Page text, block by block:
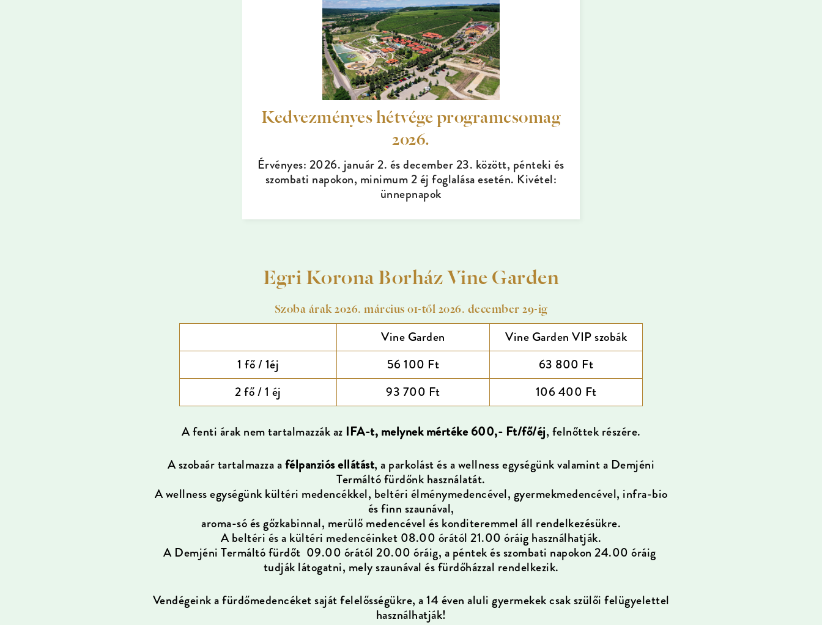
Kedvezményes hétvége programcsomag
2026.
Érvényes: 2026. január 2. és december 23. között, pénteki és
szombati napokon, minimum 2 éj foglalása esetén. Kivétel:
ünnepnapok
Egri Korona Borház Vine Garden
Szoba árak 2026. március 01-től 2026. december 29-ig
Vine Garden
Vine Garden VIP szobák
1 fő / 1éj
56 100 Ft
63 800 Ft
2 fő / 1 éj
93 700 Ft 106 400 Ft
A fenti árak nemtartalmazzákaz IFA-t, melynek mértéke 600,- Ft/fő/éj, felnőttek részére.
A szobaár tartalmazza afélpanziós ellátást, a parkolást és a wellness egységünk valamint a Demjéni
Termáltó fürdőnk használatát.
A wellness egységünk kültéri medencékkel, beltéri élménymedencével, gyermekmedencével, infra-bio
és finn szaunával,
aroma-só és gőzkabinnal, merülő medencével és konditeremmel áll rendelkezésükre.
A beltéri és a kültéri medencéinket 08.00 órától 21.00 óráig használhatják.
A Demjéni Termáltó fürdőt 09.00 órától 20.00 óráig, a péntek és szombati napokon 24.00 óráig
tudják látogatni, mely szaunával és fürdőházzal rendelkezik.
Vendégeink a fürdőmedencéket saját felelősségükre, a 14 éven aluli gyermekek csak szülői felügyelettel
használhatják!